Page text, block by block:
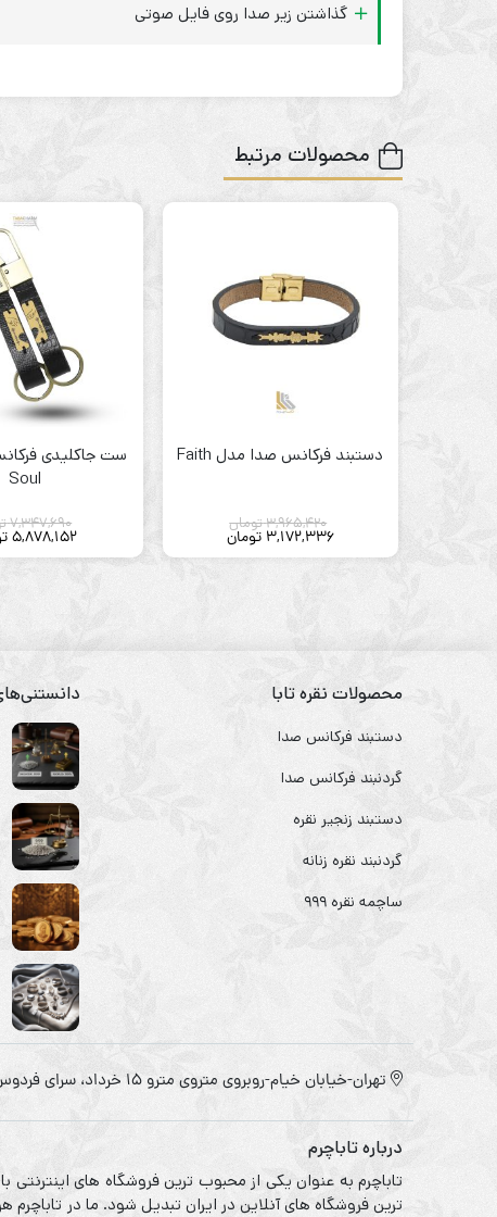
گذاشتن زیر صدا روی فایل صوتی
محصولات مرتبط
دستبند فرکانس صدا مدل Faith
3,965,420تومان
3,172,336 تومان
ست جاکلیدی
Soul
7,347,690
5,878,152
محصولات نقره تابا
دستبند فرکانس صدا
گردنبند فرکانس صدا
دستبند زنجیر نقره
گردنبند نقره زنانه
ساچمه نقره ۹۹۹
تهران-خیابان خیام-روبروی متروی مترو ۱۵ خرداد، سرای فردوس
درباره تاباچرم
تاباچرم به عنوان یکی از محبوب ترین فروشگاه های
ترین فروشگاه های آنلاین در ایران تبدیل شود. ما در